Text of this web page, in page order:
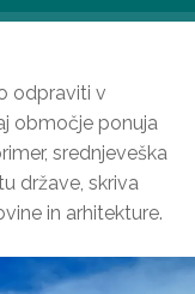
odpraviti v
območje ponuja
srednjeveška
države, skriva
in arhitekture.